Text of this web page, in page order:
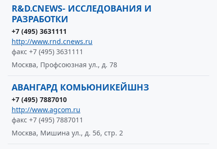
R&D.CNEWS- ИССЛЕДОВАНИЯ И
РАЗРАБОТКИ
+7 (495) 3631111
http://www.rnd.cnews.ru
факс +7 (495) 3631111
Москва, Профсоюзная ул., д. 78
АВАНГАРД КОМЬЮНИКЕЙШНЗ
+7 (495) 7887010
http://www.agcom.ru
факс +7 (495) 7887011
Москва, Мишина ул., д. 56, стр. 2